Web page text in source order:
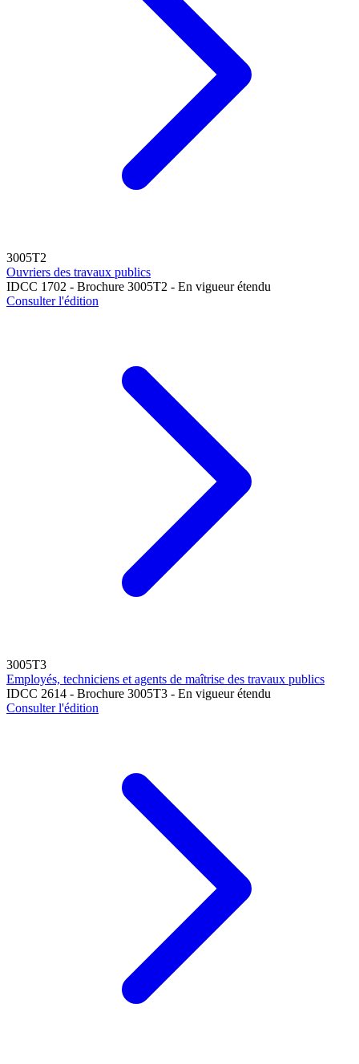
3005T2
Ouvriers des travaux publics
IDCC 1702 - Brochure 3005T2 - En vigueur étendu
Consulter l'édition
3005T3
Employés, techniciens et agents de maîtrise des travaux publics
IDCC 2614 - Brochure 3005T3 - En vigueur étendu
Consulter l'édition